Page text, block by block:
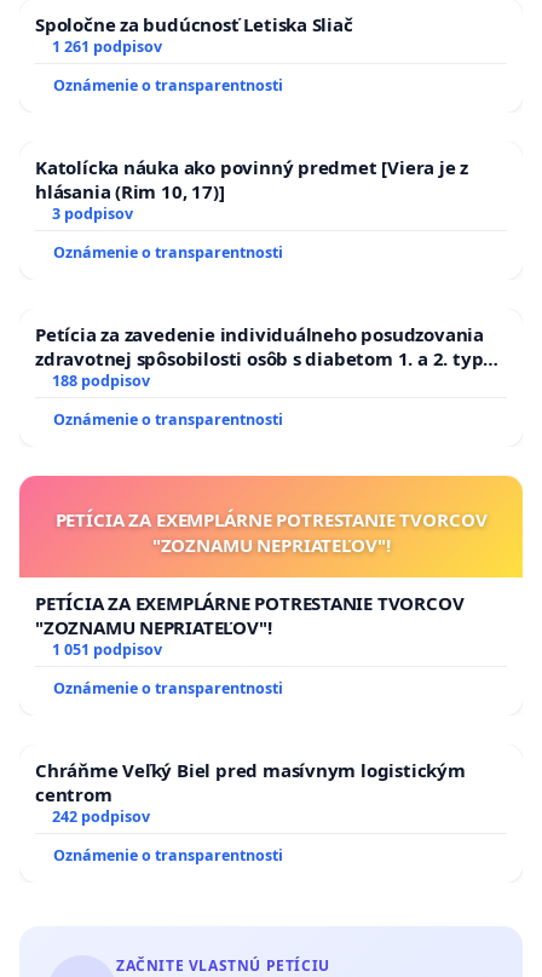
Spoločne za budúcnosť Letiska Sliač
1 261 podpisov
Oznámenie o transparentnosti
Katolícka náuka ako povinný predmet [Viera je z
hlásania (Rim 10, 17)]
3 podpisov
Oznámenie o transparentnosti
Petícia za zavedenie individuálneho posudzovania
zdravotnej spôsobilosti osôb s diabetom 1. a 2. typu
pri prijímaní do Policajného zboru SR
188 podpisov
Oznámenie o transparentnosti
PETÍCIA ZA EXEMPLÁRNE POTRESTANIE TVORCOV
"ZOZNAMU NEPRIATEĽOV"!
PETÍCIA ZA EXEMPLÁRNE POTRESTANIE TVORCOV
"ZOZNAMU NEPRIATEĽOV"!
1 051 podpisov
Oznámenie o transparentnosti
Chráňme Veľký Biel pred masívnym logistickým
centrom
242 podpisov
Oznámenie o transparentnosti
ZAČNITE VLASTNÚ PETÍCIU